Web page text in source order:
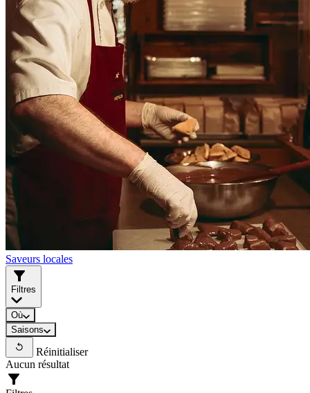
Saveurs locales
Filtres
Où
Saisons
Réinitialiser
Aucun résultat